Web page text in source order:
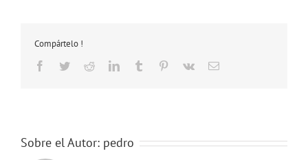
Compártelo !
Facebook
TwitterRedditLinkedInTumblr Pinterest
Vk
Correo
Sobre el Autor: pedro